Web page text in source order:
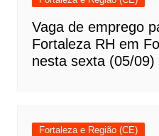
Vaga de emprego
Fortaleza RH em
nesta sexta (05/09)
Fortaleza e Região (CE)